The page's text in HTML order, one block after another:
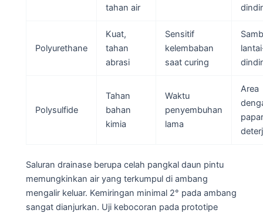
tahan air
Polyurethane
Kuat,
tahan
abrasi
Sensitif
kelembaban
saat curing
Polysulfide
Tahan
bahan
kimia
Waktu
penyembuhan
lama
Area
Saluran drainase berupa celah pangkal daun pintu
memungkinkan air yang terkumpul di ambang
mengalir keluar. Kemiringan minimal 2° pada ambang
sangat dianjurkan. Uji kebocoran pada prototipe